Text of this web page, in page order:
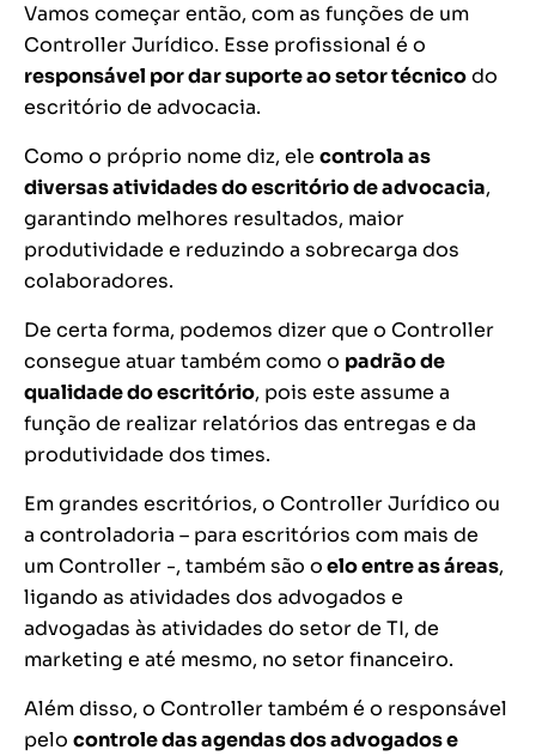
Vamos começar então, com as funções de um
Controller Jurídico. Esse profissional é o
responsável por dar suporte ao setor técnicodo
escritório de advocacia.
Como o próprio nome diz, ele controla as
diversas atividades do escritório de advocacia,
garantindo melhores resultados, maior
produtividade e reduzindo a sobrecarga dos
colaboradores.
De certa forma, podemos dizer que o Controller
consegue atuar também como o padrão de
qualidade do escritório, pois este assume a
função de realizar relatórios das entregas e da
produtividade dos times.
Em grandes escritórios, o Controller Jurídico ou
a controladoria – para escritórios com mais de
um Controller -, também são oelo entre as áreas,
ligando as atividades dos advogados e
advogadas às atividades do setor de TI, de
marketing e até mesmo, no setor financeiro.
Além disso, o Controller também é o responsável
pelo controle das agendas dos advogados e